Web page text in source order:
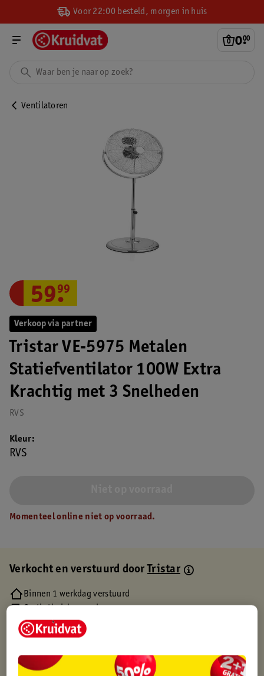
Voor 22:00 besteld, morgen in huis
0.
00
Ventilatoren
Verkoop via partner
Tristar VE‑5975 Metalen
Statiefventilator 100W Extra
Krachtig met 3 Snelheden
RVS
59.
99
Kleur
RVS
Momenteel online niet op voorraad.
Verkocht en verstuurd doorTristar
Binnen 1 werkdag verstuurd
Gratis thuisbezorgd
Gratis retourneren via verkooppartner.
Gratis punten met je Kruidvat kaart